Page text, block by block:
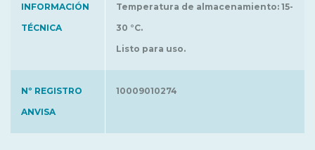
INFORMACIÓN
TÉCNICA
Temperatura de almacenamiento: 15-
30 °C.
Listo para uso.
Nº REGISTRO
ANVISA
10009010274